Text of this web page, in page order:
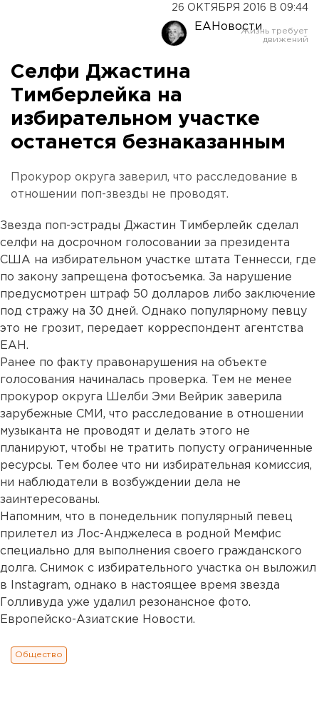
26 ОКТЯБРЯ 2016 В 09:44
ЕАНовости
Селфи Джастина
Тимберлейка на
избирательном участке
останется безнаказанным
Прокурор округа заверил, что расследование в
отношении поп-звезды не проводят.
Звезда поп-эстрады Джастин Тимберлейк сделал
селфи на досрочном голосовании за президента
США на избирательном участке штата Теннесси, где
по закону запрещена фотосъемка. За нарушение
предусмотрен штраф 50 долларов либо заключение
под стражу на 30 дней. Однако популярному певцу
это не грозит, передает корреспондент агентства
ЕАН.
Ранее по факту правонарушения на объекте
голосования начиналась проверка. Тем не менее
прокурор округа Шелби Эми Вейрик заверила
зарубежные СМИ, что расследование в отношении
музыканта не проводят и делать этого не
планируют, чтобы не тратить попусту ограниченные
ресурсы. Тем более что ни избирательная комиссия,
ни наблюдатели в возбуждении дела не
заинтересованы.
Напомним, что в понедельник популярный певец
прилетел из Лос-Анджелеса в родной Мемфис
специально для выполнения своего гражданского
долга. Снимок с избирательного участка он выложил
в Instagram, однако в настоящее время звезда
Голливуда уже удалил резонансное фото.
Европейско-Азиатские Новости.
Общество